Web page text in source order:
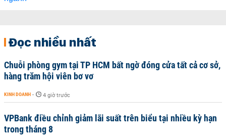
Đọc nhiều nhất
Chuỗi phòng gym tại TP HCM bất ngờ đóng cửa tất cả cơ sở,
hàng trăm hội viên bơ vơ
KINH DOANH - 4 giờ trước
VPBank điều chỉnh giảm lãi suất trên biểu tại nhiều kỳ hạn
trong tháng 8